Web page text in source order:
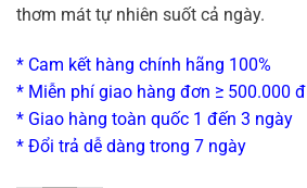
thơm mát tự nhiên suốt cả ngày.
* Cam kết hàng chính hãng 100%
* Miễn phí giao hàng đơn ≥ 500.000 đ
* Giao hàng toàn quốc 1 đến 3 ngày
* Đổi trả dễ dàng trong 7 ngày